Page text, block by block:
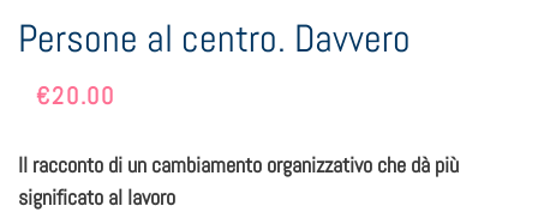
Persone al centro. Davvero
€20.00
Il racconto di un cambiamento organizzativo che dà più
significato al lavoro